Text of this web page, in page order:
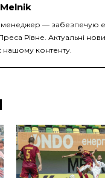
— забезпечую
Рівне. Актуальні
нашому контенту.